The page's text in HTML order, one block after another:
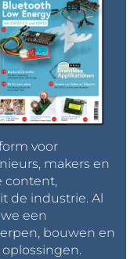
voor
makers en
content,
de industrie. Al
een
bouwen en